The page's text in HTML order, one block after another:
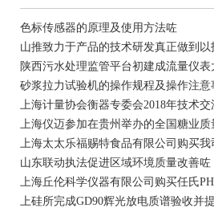
色标传感器的原理及使用方法咗
山推致力于产品的技术研发真正做到以
陕西污水处理监管平台初建成流量仪表
砂浆拉力试验机的操作规程及操作注意
上海计量协会衡器专委会2018年技术交
上海仪迈参加在贵州举办的全国糖业
上海太太乐福赐特食品有限公司购买
山东联动执法促进区域环境质量改善咗
上海丘伦科学仪器有限公司购买任氏
上硅所完成GD90辉光放电质谱验收并